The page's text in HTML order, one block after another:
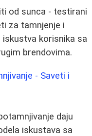
od sunca - testirani
za tamnjenje i
korisnika sa
brendovima.
- Saveti i
daju
iskustava sa